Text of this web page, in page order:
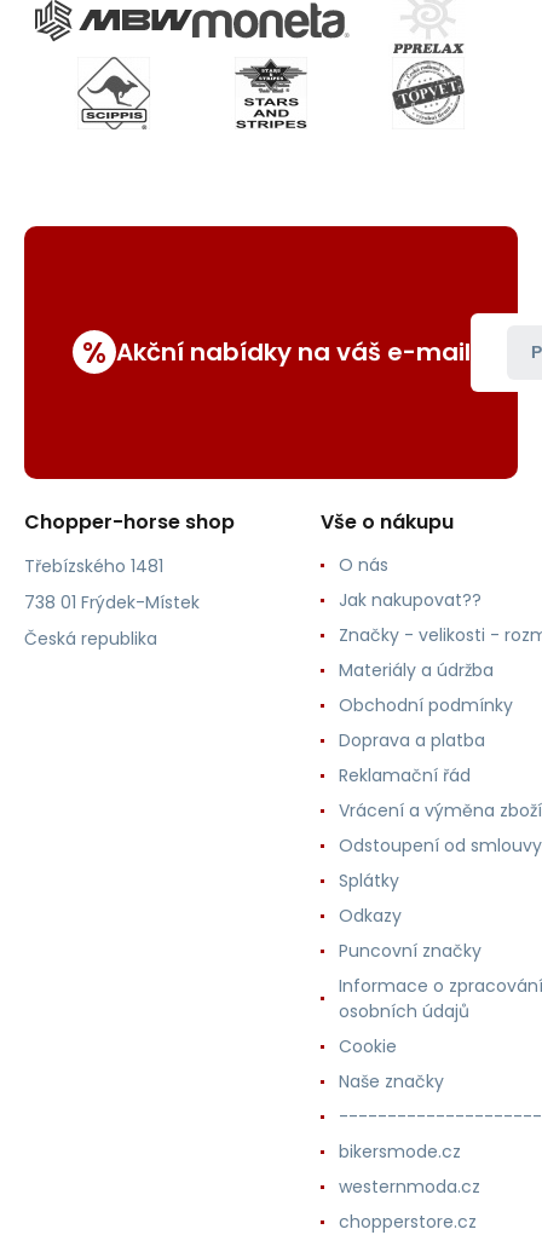
% Akční nabídky na váš e-mail
Chopper-horse shop
Třebízského 1481
738 01 Frýdek-Místek
Česká republika
Vše o nákupu
O nás
Jak nakupovat??
Značky - velikosti -
Materiály a údržba
Obchodní podmínky
Doprava a platba
Reklamační řád
Vrácení a výměna zboží
Odstoupení od smlouvy
Splátky
Odkazy
Puncovní značky
Informace o zpracování
osobních údajů
Cookie
Naše značky
bikersmode.cz
westernmoda.cz
chopperstore.cz